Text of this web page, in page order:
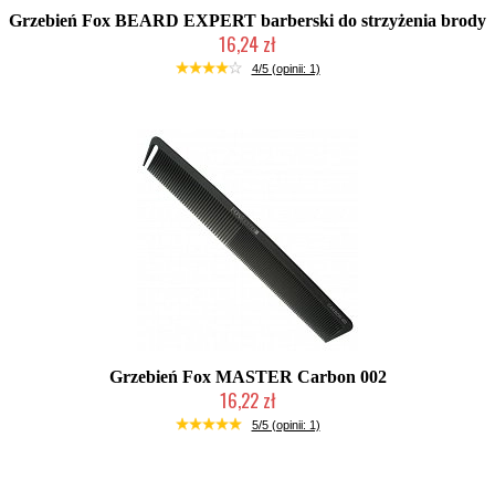
Grzebień Fox BEARD EXPERT barberski do strzyżenia brody
16,24 zł
Chwilowo niedostępny
4/5 (opinii: 1)
Grzebień Fox MASTER Carbon 002
16,22 zł
Duża ilość (wysyłka w 24h)
5/5 (opinii: 1)